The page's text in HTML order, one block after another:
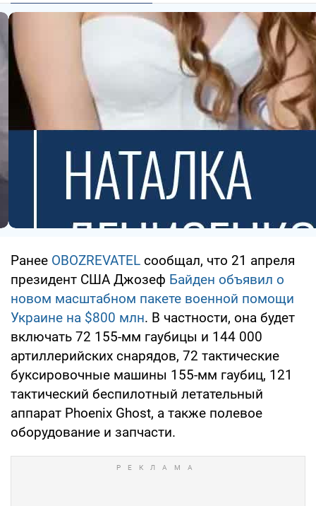
Ранее OBOZREVATEL сообщал, что 21 апреля
президент США Джозеф Байден объявил о
новом масштабном пакете военной помощи
Украине на $800 млн. В частности, она будет
включать 72 155-мм гаубицы и 144 000
артиллерийских снарядов, 72 тактические
буксировочные машины 155-мм гаубиц, 121
тактический беспилотный летательный
аппарат Phoenix Ghost, а также полевое
оборудование и запчасти.